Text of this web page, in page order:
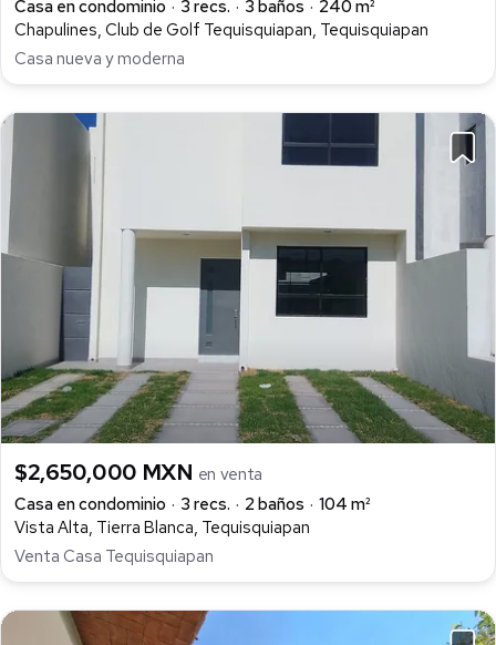
Casa en condominio
3 recs. 3 baños
240 m²
Chapulines, Club de Golf Tequisquiapan, Tequisquiapan
Casa nueva y moderna
$2,650,000 MXN en venta
Casa en condominio
3 recs. 2 baños
104 m²
Vista Alta, Tierra Blanca, Tequisquiapan
Venta Casa Tequisquiapan